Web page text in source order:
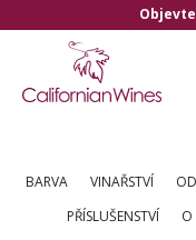
Objevte to nejlepší z
BARVA VINAŘSTVÍ
PŘÍSLUŠENSTVÍ
O